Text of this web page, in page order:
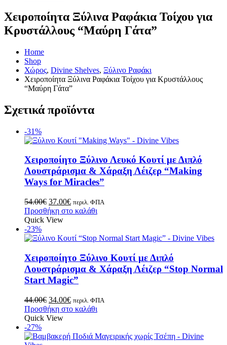
Χειροποίητα Ξύλινα Ραφάκια Τοίχου για
Κρυστάλλους “Μαύρη Γάτα”
Home
Shop
Χώρος, Divine Shelves, Ξύλινο Ραφάκι
Χειροποίητα Ξύλινα Ραφάκια Τοίχου για Κρυστάλλους
“Μαύρη Γάτα”
Σχετικά προϊόντα
-31%
Χειροποίητο Ξύλινο Λευκό Κουτί με Διπλό
Λουστράρισμα & Χάραξη Λέιζερ “Making
Ways for Miracles”
54.00€ 37.00€ περιλ. ΦΠΑ
Προσθήκη στο καλάθι
Quick View
-23%
Χειροποίητο Ξύλινο Κουτί με Διπλό
Λουστράρισμα & Χάραξη Λέιζερ “Stop Normal
Start Magic”
44.00€ 34.00€ περιλ. ΦΠΑ
Προσθήκη στο καλάθι
Quick View
-27%